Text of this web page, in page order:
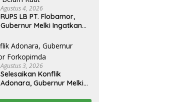
Agustus 4, 2026
RUPS LB PT. Flobamor,
Gubernur Melki Ingatkan
Ekspansi Kalau
Fondasinya Belum Kuat
Agustus 3, 2026
Selesaikan Konflik
Adonara, Gubernur Melki